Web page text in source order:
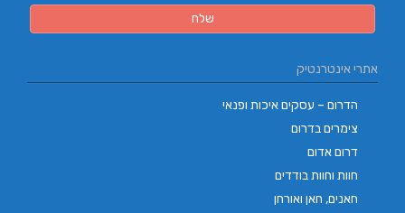
אתרי אינטרנטיק
הדרום – עסקים איכות ופנאי
צימרים בדרום
דרום אדום
חוות וחוות בודדים
חאנים, חאן ואורחן